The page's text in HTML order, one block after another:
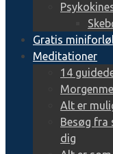
Gratis
Meditationer
14
Alt er
Besøg fra
dig